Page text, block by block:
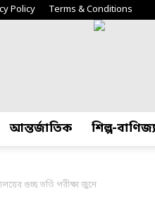
Policy Terms & Conditions
আন্তর্জাতিক শিল্প-বাণিজ্য
গুচ্ছ ভর্তি পরীক্ষা জুনে